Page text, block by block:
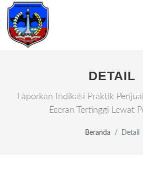
DETAIL
Laporkan Indikasi Praktik
Eceran Tertinggi Lewat
Beranda Detail